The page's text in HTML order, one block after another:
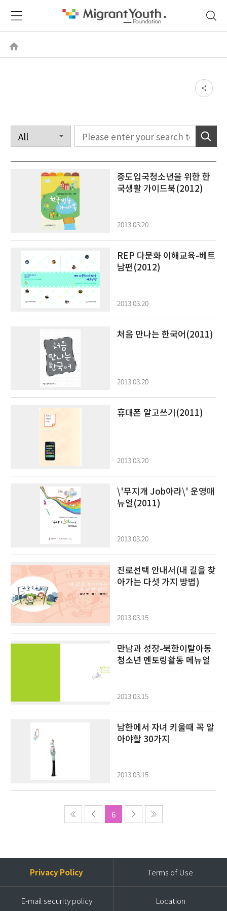
중도입국청소년을 위한 한
국생활 가이드북(2012)
2013.03.20
REP 다문화 이해교육-베트
남편(2012)
2013.03.20
처음 만나는 한국어(2011)
2013.03.20
휴대폰 알고쓰기(2011)
2013.03.20
\'무지개 Job아라\' 운영매
뉴얼(2011)
2013.03.20
진로선택 안내서(내 길을 찾
아가는 다섯 가지 방법)
2013.03.15
만남과 성장-북한이탈아동
청소년 멘토링활동 메뉴얼
2013.03.15
남한에서 자녀 키울때 꼭 알
아야할 30가지
2013.03.15
6
Privacy Policy Terms of Use
E-mail security policy Location